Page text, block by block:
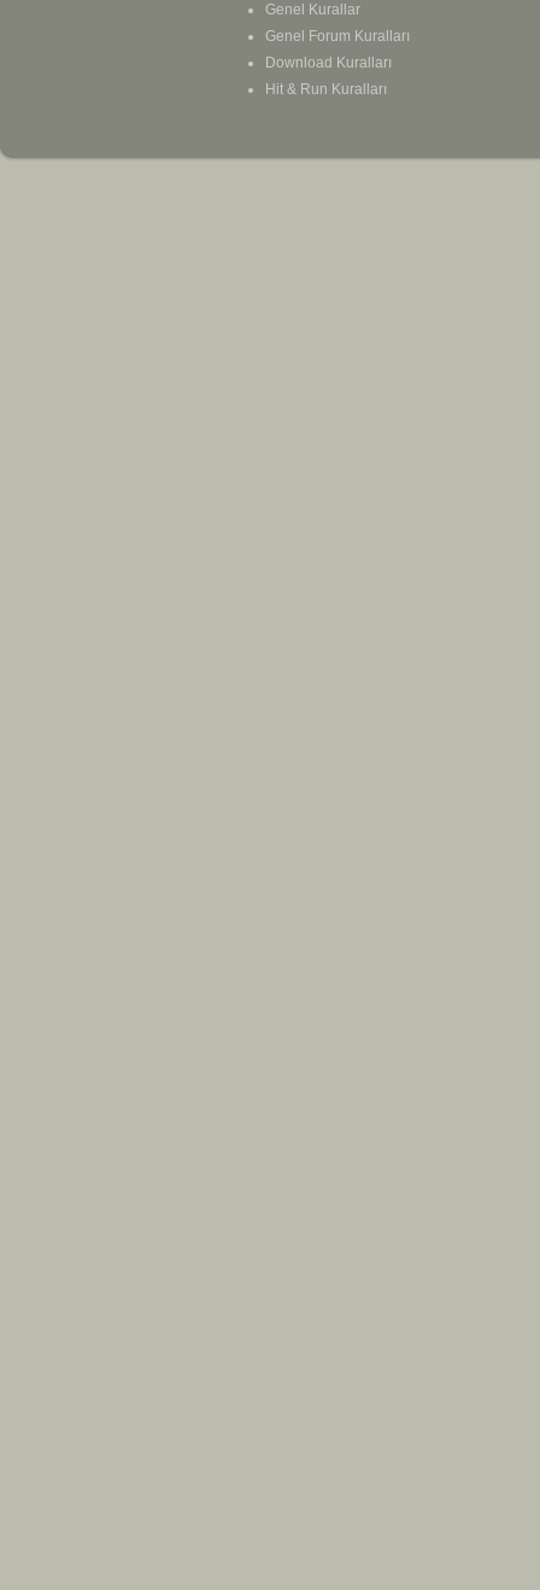
Genel Kurallar
Genel Forum Kuralları
Download Kuralları
Hit & Run Kuralları